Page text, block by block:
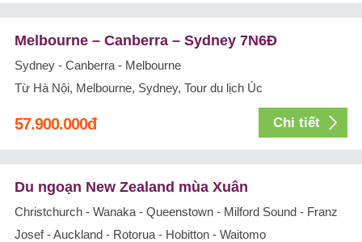
Melbourne – Canberra – Sydney 7N6Đ
Sydney - Canberra - Melbourne
Từ Hà Nội, Melbourne, Sydney, Tour du lịch Úc
57.900.000đ Chi tiết
Du ngoạn New Zealand mùa Xuân
Christchurch - Wanaka - Queenstown - Milford Sound - Franz
Josef - Auckland - Rotorua - Hobitton - Waitomo